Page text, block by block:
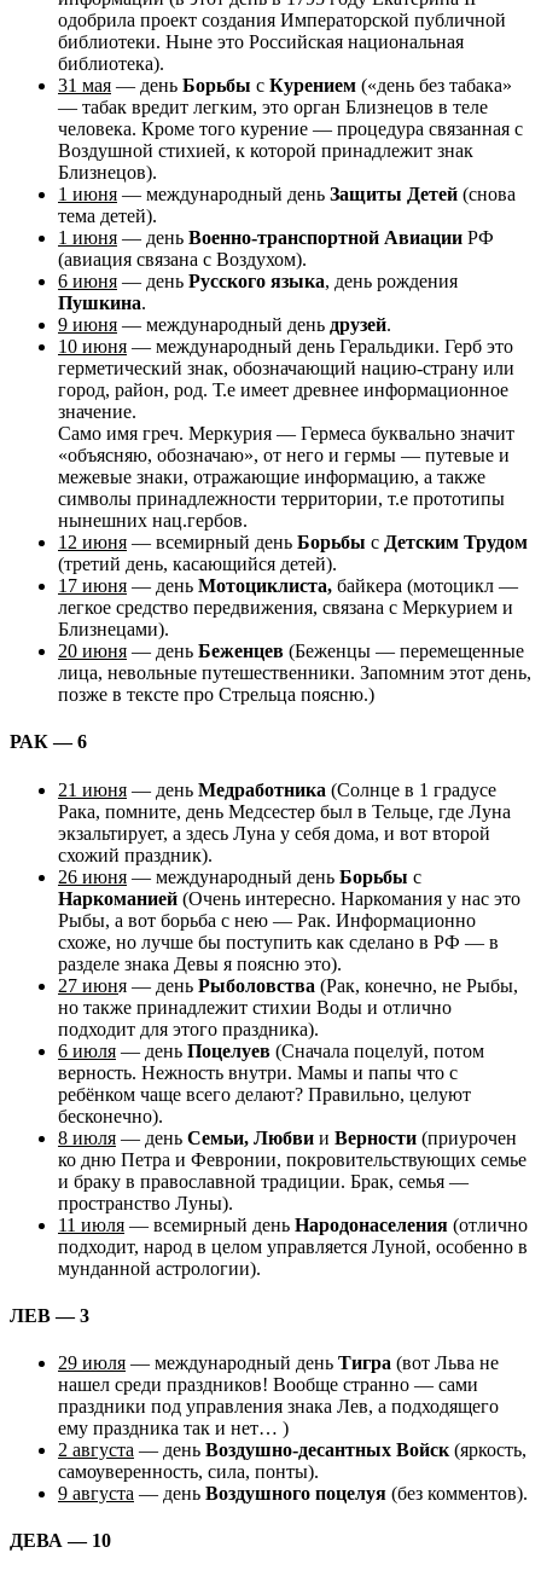
одобрила проект создания Императорской публичной
библиотеки. Ныне это Российская национальная
библиотека).
31 мая — день Борьбы с Курением («день без табака»
— табак вредит легким, это орган Близнецов в теле
человека. Кроме того курение — процедура связанная с
Воздушной стихией, к которой принадлежит знак
Близнецов).
1 июня — международный день Защиты Детей (снова
тема детей).
1 июня — день Военно-транспортной Авиации РФ
(авиация связана с Воздухом).
6 июня — день Русского языка, день рождения
Пушкина.
9 июня — международный день друзей.
10 июня — международный день Геральдики. Герб это
герметический знак, обозначающий нацию-страну или
город, район, род. Т.е имеет древнее информационное
значение.
Само имя греч. Меркурия — Гермеса буквально значит
«объясняю, обозначаю», от него и гермы — путевые и
межевые знаки, отражающие информацию, а также
символы принадлежности территории, т.е прототипы
нынешних нац.гербов.
12 июня — всемирный день Борьбы с Детским Трудом
(третий день, касающийся детей).
17 июня — день Мотоциклиста, байкера (мотоцикл —
легкое средство передвижения, связана с Меркурием и
Близнецами).
20 июня — день Беженцев (Беженцы — перемещенные
лица, невольные путешественники. Запомним этот день,
позже в тексте про Стрельца поясню.)
РАК — 6
21 июня — день Медработника (Солнце в 1 градусе
Рака, помните, день Медсестер был в Тельце, где Луна
экзальтирует, а здесь Луна у себя дома, и вот второй
схожий праздник).
26 июня — международный день Борьбы с
Наркоманией (Очень интересно. Наркомания у нас это
Рыбы, а вот борьба с нею — Рак. Информационно
схоже, но лучше бы поступить как сделано в РФ — в
разделе знака Девы я поясню это).
27 июня — день Рыболовства (Рак, конечно, не Рыбы,
но также принадлежит стихии Воды и отлично
подходит для этого праздника).
6 июля — день Поцелуев (Сначала поцелуй, потом
верность. Нежность внутри. Мамы и папы что с
ребёнком чаще всего делают? Правильно, целуют
бесконечно).
8 июля — день Семьи, Любви и Верности (приурочен
ко дню Петра и Февронии, покровительствующих семье
и браку в православной традиции. Брак, семья —
пространство Луны).
11 июля — всемирный день Народонаселения (отлично
подходит, народ в целом управляется Луной, особенно в
мунданной астрологии).
ЛЕВ — 3
29 июля — международный день Тигра (вот Льва не
нашел среди праздников! Вообще странно — сами
праздники под управления знака Лев, а подходящего
ему праздника так и нет… )
2 августа — день Воздушно-десантных Войск (яркость,
самоуверенность, сила, понты).
9 августа — день Воздушного поцелуя (без комментов).
ДЕВА — 10